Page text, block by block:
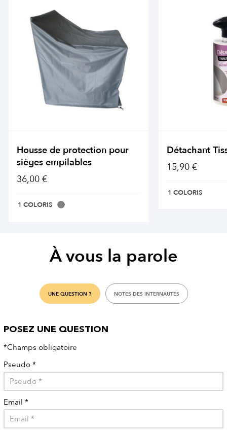
Housse de protection pour
sièges empilables
36,00 €
1 COLORIS
Détachant
15,90 €
1 COLORIS
À vous la parole
UNE QUESTION ? NOTES DES INTERNAUTES
POSEZ UNE QUESTION
*Champs obligatoire
Pseudo *
Email *